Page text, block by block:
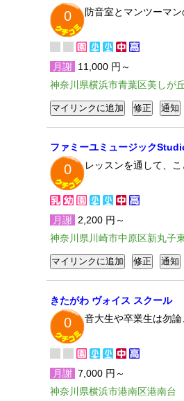
0 防音室とマンツーマ
月謝 11,000 円～
神奈川県横浜市青葉区美しが
ファミーユミュージック
0 レッスンを通して、
月謝 2,200 円～
神奈川県川崎市中原区新丸子
きたがわ ヴォイス スクール
0 音大生や卒業生は勿
月謝 7,000 円～
神奈川県横浜市港南区港南台